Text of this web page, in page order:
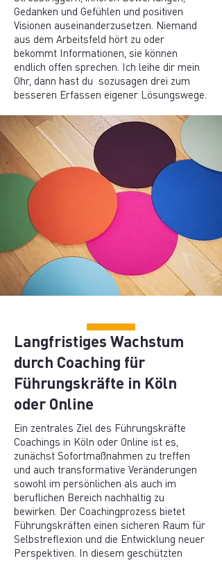
Gedanken und Gefühlen und positiven
Visionen auseinanderzusetzen. Niemand
aus dem Arbeitsfeld hört zu oder
bekommt Informationen, sie können
endlich offen sprechen. Ich leihe dir mein
Ohr, dann hast du sozusagen drei zum
besseren Erfassen eigener Lösungswege.
Langfristiges Wachstum
durch Coaching für
Führungskräfte in Köln
oder Online
Ein zentrales Ziel des Führungskräfte
Coachings in Köln oder Online ist es,
zunächst Sofortmaßnahmen zu treffen
und auch transformative Veränderungen
sowohl im persönlichen als auch im
beruflichen Bereich nachhaltig zu
bewirken. Der Coachingprozess bietet
Führungskräften einen sicheren Raum für
Selbstreflexion und die Entwicklung neuer
Perspektiven. In diesem geschützten